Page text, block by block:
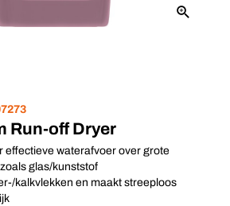
Run-off Dryer
effectieve waterafvoer over grote
glas/kunststof
kalkvlekken en maakt streeploos